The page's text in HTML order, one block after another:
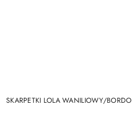
SKARPETKI LOLA WANILIOWY/BORDO